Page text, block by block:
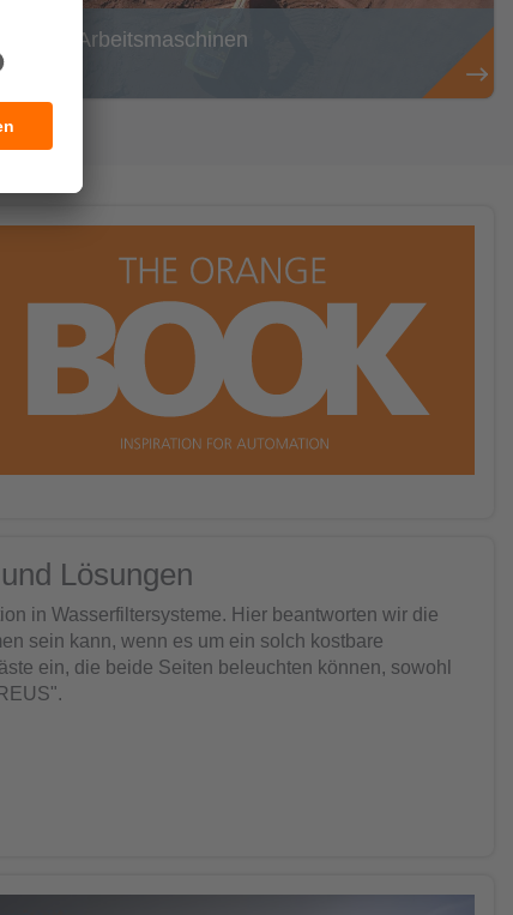
Mobile Arbeitsmaschinen
Lösungen
in Wasserfiltersysteme. Hier beantworten wir die
sein kann, wenn es um ein solch kostbare
ein, die beide Seiten beleuchten können, sowohl